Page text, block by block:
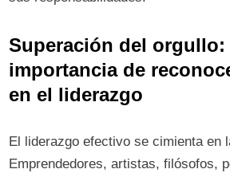
Superación del orgullo:
importancia de
en el liderazgo
El liderazgo efectivo se cimienta en
Emprendedores, artistas, filósofos,